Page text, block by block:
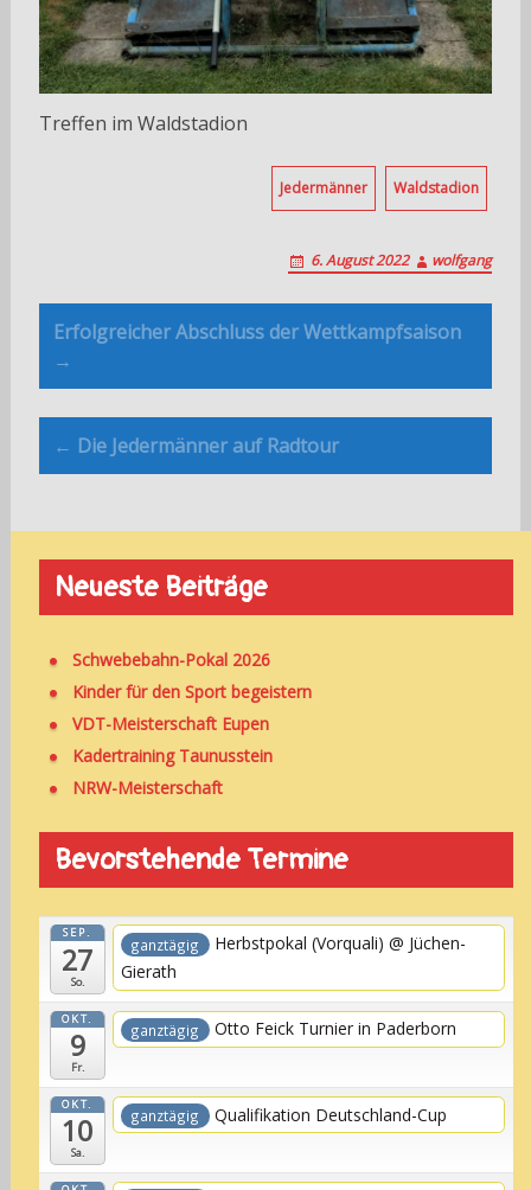
Treffen im Waldstadion
Jedermänner Waldstadion
6. August 2022 wolfgang
Post
navigation
Erfolgreicher Abschluss der Wettkampfsaison
→
← Die Jedermänner auf Radtour
Neueste Beiträge
Schwebebahn-Pokal 2026
Kinder für den Sport begeistern
VDT-Meisterschaft Eupen
Kadertraining Taunusstein
NRW-Meisterschaft
Bevorstehende Termine
SEP.
27
So.
ganztägig Herbstpokal (Vorquali) @ Jüchen-
Gierath
OKT.
9
Fr.
ganztägig Otto Feick Turnier in Paderborn
OKT.
10
Sa.
ganztägig Qualifikation Deutschland-Cup